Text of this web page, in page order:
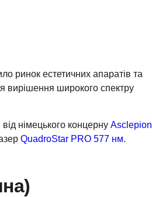
ринок естетичних апаратів та
вирішення широкого спектру
німецького концерну Asclepion
QuadroStar PRO 577 нм.